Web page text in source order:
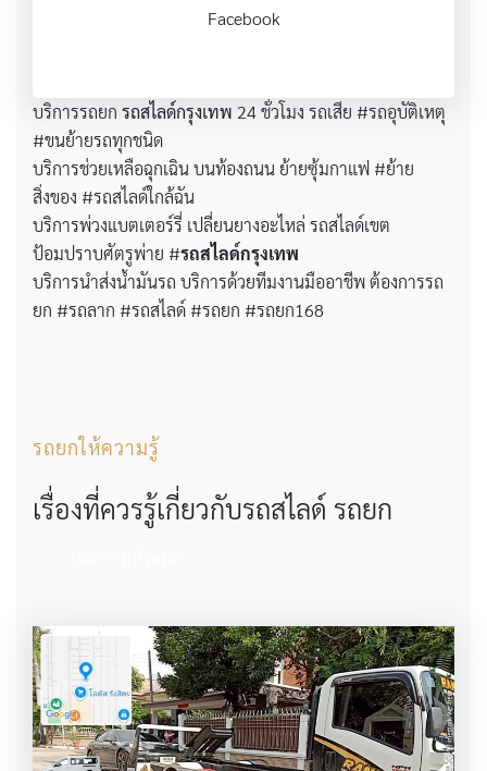
Facebook
บริการรถยก รถสไลด์กรุงเทพ 24 ชั่วโมง รถเสีย #รถอุบัติเหตุ
#ขนย้ายรถทุกชนิด
บริการช่วยเหลือฉุกเฉิน บนท้องถนน ย้ายซุ้มกาแฟ #ย้าย
สิ่งของ #รถสไลด์ใกล้ฉัน
บริการพ่วงแบตเตอร์รี่ เปลี่ยนยางอะไหล่ รถสไลด์เขต
ป้อมปราบศัตรูพ่าย #รถสไลด์กรุงเทพ
บริการนำส่งน้ำมันรถ บริการด้วยทีมงานมืออาชีพ ต้องการรถ
ยก #รถลาก #รถสไลด์ #รถยก #รถยก168
รถยกให้ความรู้
เรื่องที่ควรรู้เกี่ยวกับรถสไลด์ รถยก